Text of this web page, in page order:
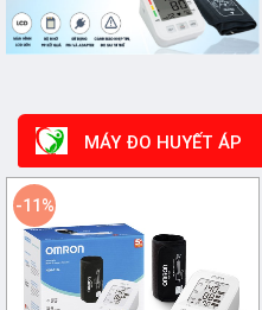
MÁY ĐO HUYẾT ÁP
-11%